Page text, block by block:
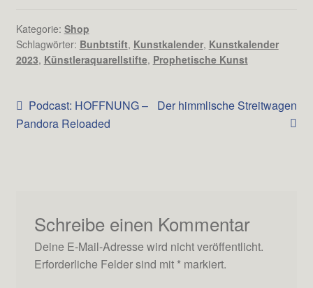
Kategorie: Shop
Schlagwörter: Bunbtstift, Kunstkalender, Kunstkalender
2023, Künstleraquarellstifte, Prophetische Kunst
Beitrags-
Navigation
Vorheriger
Beitrag:
Podcast: HOFFNUNG –
Pandora Reloaded
Nächster
Der himmlische Streitwagen
Schreibe einen Kommentar
Deine E-Mail-Adresse wird nicht veröffentlicht.
Erforderliche Felder sind mit * markiert.